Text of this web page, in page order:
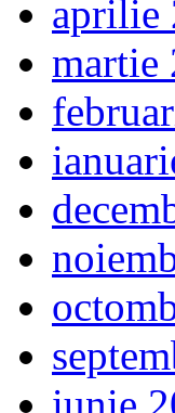
aprilie
martie
iunie